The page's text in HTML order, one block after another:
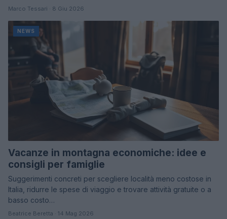
Marco Tessari · 8 Giu 2026
NEWS
Vacanze in montagna economiche: idee e
consigli per famiglie
Suggerimenti concreti per scegliere località meno costose in
Italia, ridurre le spese di viaggio e trovare attività gratuite o a
basso costo…
Beatrice Beretta · 14 Mag 2026